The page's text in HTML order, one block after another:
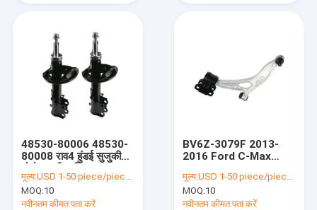
48530-80006 48530-
80008 राव4 हुंडई सुजुकी
ऑटोमोबाइल शॉक एब्जॉर्बर्स
रिप्लेसमेंट
मूल्य:USD 1-50 piece/pieces
MOQ:10
नवीनतम कीमत पता करें
BV6Z-3079F 2013-
2016 Ford C-Max
फोकस लोअर कंट्रोल आर्म
रिप्लेसमेंट Replace
मूल्य:USD 1-50 piece/pieces
MOQ:10
नवीनतम कीमत पता करें